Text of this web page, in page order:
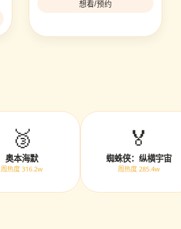
想看/预约
🥉
奥本海默
周热度 316.2w
🏅
蜘蛛侠：纵横宇宙
周热度 285.4w